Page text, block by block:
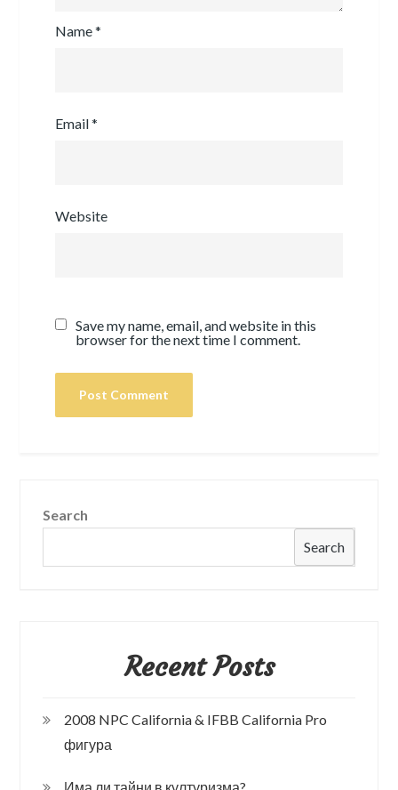
Name*
Email*
Website
Save my name, email, and website in this
browser for the next time I comment.
Search
Search
Recent Posts
2008 NPC California & IFBB California Pro
фигура